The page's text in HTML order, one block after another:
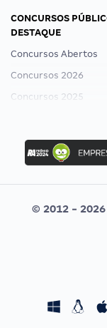
CONCURSOS
DESTAQUE
Concursos Abertos
Concursos 2026
Concursos 2025
Concurso Ibama
Concurso MPU
Editais publicados
CONCURSOS POR
Concursos Fiscais
© 2012 -